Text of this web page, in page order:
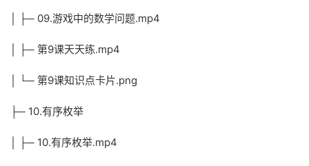
│ ├─ 09.游戏中的数学问题.mp4
│ ├─ 第9课天天练.mp4
│ └─ 第9课知识点卡片.png
├─ 10.有序枚举
│ ├─ 10.有序枚举.mp4